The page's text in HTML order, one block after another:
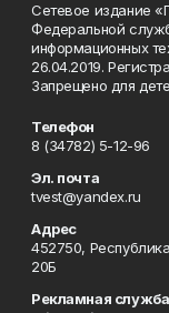
Сетевое издание
Федеральной
информационных
26.04.2019.
Запрещено для
Телефон
8 (34782) 5-12-96
Эл. почта
tvest@yandex.ru
Адрес
452750,
20Б
Рекламная служба